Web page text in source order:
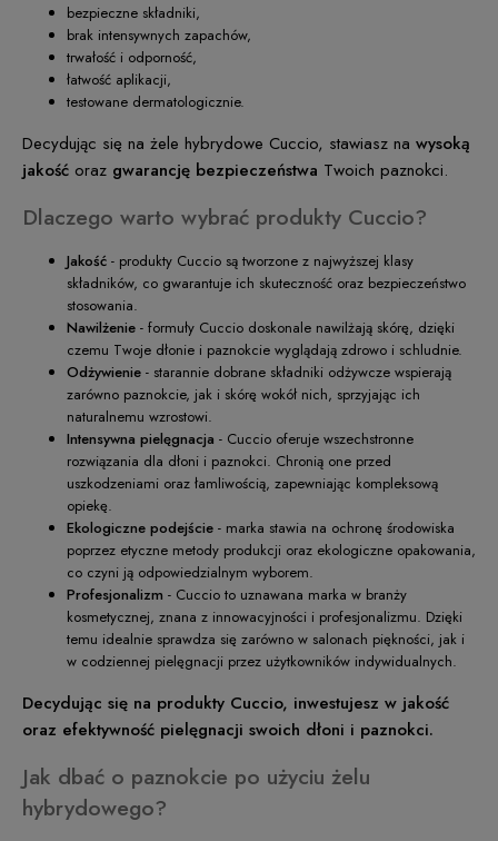
bezpieczne składniki,
brak intensywnych zapachów,
trwałość i odporność,
łatwość aplikacji,
testowane dermatologicznie.
Decydując się na żele hybrydowe Cuccio, stawiasz na wysoką
jakość oraz gwarancję bezpieczeństwa Twoich paznokci.
Dlaczego warto wybrać produkty Cuccio?
Jakość - produkty Cuccio są tworzone z najwyższej klasy
składników, co gwarantuje ich skuteczność oraz bezpieczeństwo
stosowania.
Nawilżenie - formuły Cuccio doskonale nawilżają skórę, dzięki
czemu Twoje dłonie i paznokcie wyglądają zdrowo i schludnie.
Odżywienie - starannie dobrane składniki odżywcze wspierają
zarówno paznokcie, jak i skórę wokół nich, sprzyjając ich
naturalnemu wzrostowi.
Intensywna pielęgnacja - Cuccio oferuje wszechstronne
rozwiązania dla dłoni i paznokci. Chronią one przed
uszkodzeniami oraz łamliwością, zapewniając kompleksową
opiekę.
Ekologiczne podejście - marka stawia na ochronę środowiska
poprzez etyczne metody produkcji oraz ekologiczne opakowania,
co czyni ją odpowiedzialnym wyborem.
Profesjonalizm - Cuccio to uznawana marka w branży
kosmetycznej, znana z innowacyjności i profesjonalizmu. Dzięki
temu idealnie sprawdza się zarówno w salonach piękności, jak i
w codziennej pielęgnacji przez użytkowników indywidualnych.
Decydując się na produkty Cuccio, inwestujesz w jakość
oraz efektywność pielęgnacji swoich dłoni i paznokci.
Jak dbać o paznokcie po użyciu żelu
hybrydowego?